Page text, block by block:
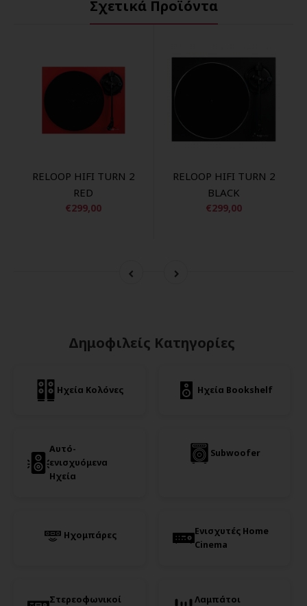
Σχετικά Προϊόντα
RELOOP HIFI TURN 2
RED
€299,00
RELOOP HIFI TURN 2
BLACK
€299,00
Δημοφιλείς Κατηγορίες
Ηχεία Κολόνες Ηχεία Bookshelf
Αυτό-
ενισχυόμενα
Ηχεία
Subwoofer
Ηχομπάρες
Ενισχυτές Home
Cinema
Στερεοφωνικοί
Λαμπάτοι